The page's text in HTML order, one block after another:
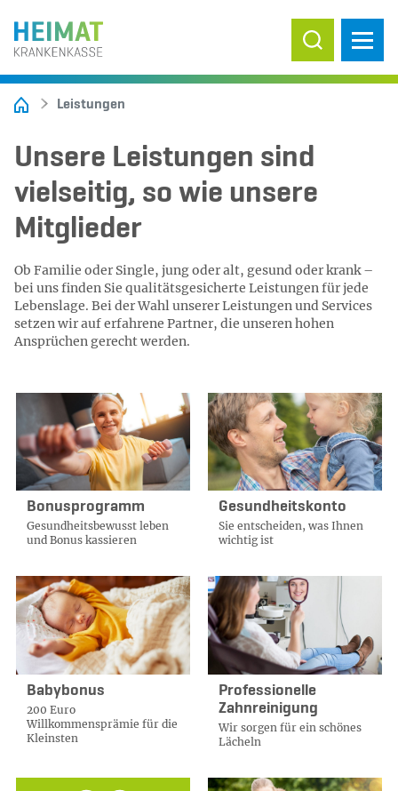
Suche ein-/
Leistungen
Unsere Leistungen sind
vielseitig, so wie unsere
Mitglieder
Ob Familie oder Single, jung oder alt, gesund oder krank –
bei uns finden Sie qualitätsgesicherte Leistungen für jede
Lebenslage. Bei der Wahl unserer Leistungen und Services
setzen wir auf erfahrene Partner, die unseren hohen
Ansprüchen gerecht werden.
Bonusprogramm
Gesundheitsbewusst leben
und Bonus kassieren
Gesundheitskonto
Sie entscheiden, was Ihnen
wichtig ist
Babybonus
200 Euro
Willkommensprämie für die
Kleinsten
Professionelle
Zahnreinigung
Wir sorgen für ein schönes
Lächeln